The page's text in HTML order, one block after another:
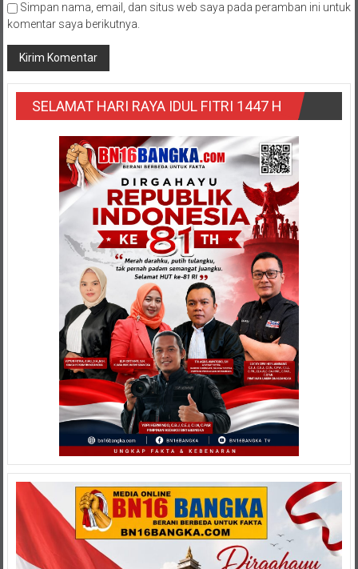
Simpan nama, email, dan situs web saya pada peramban ini untuk
komentar saya berikutnya.
SELAMAT HARI RAYA IDUL FITRI 1447 H